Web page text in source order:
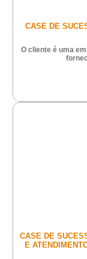
CASE DE
O cliente é uma
CASE DE
E